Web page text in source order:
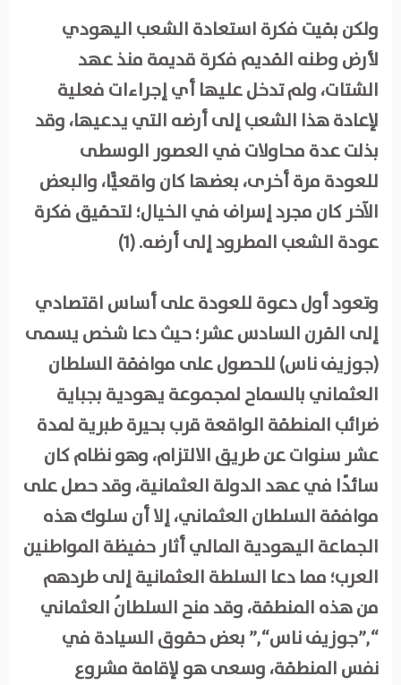
ولكن بقيت فكرة استعادة الشعب اليهودي
لأرض وطنه القديم فكرة قديمة منذ عهد
الشتات، ولم تدخل عليها أي إجراءات فعلية
لإعادة هذا الشعب إلى أرضه التي يدعيها، وقد
بذلت عدة محاولات في العصور الوسطى
للعودة مرة أخرى، بعضها كان واقعيًّا، والبعض
الآخر كان مجرد إسراف في الخيال؛ لتحقيق فكرة
عودة الشعب المطرود إلى أرضه. (1)
وتعود أول دعوة للعودة على أساس اقتصادي
إلى القرن السادس عشر؛ حيث دعا شخص يسمى
(جوزيف ناس) للحصول على موافقة السلطان
العثماني بالسماح لمجموعة يهودية بجباية
ضرائب المنطقة الواقعة قرب بحيرة طبرية لمدة
عشر سنوات عن طريق الالتزام، وهو نظام كان
سائدًا في عهد الدولة العثمانية، وقد حصل على
موافقة السلطان العثماني، إلا أن سلوك هذه
الجماعة اليهودية المالي أثار حفيظة المواطنين
العرب؛ مما دعا السلطة العثمانية إلى طردهم
من هذه المنطقة، وقد منح السلطانُ العثماني
“,”جوزيف ناس“,” بعض حقوق السيادة في
نفس المنطقة، وسعى هو لإقامة مشروع